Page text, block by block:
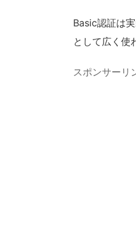
Basic認証は
として広く使
スポンサーリ